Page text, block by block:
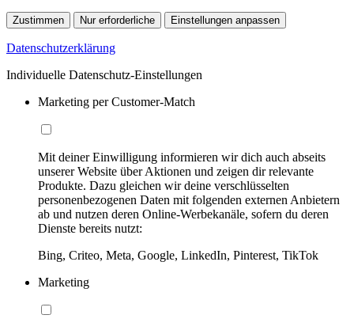
Zustimmen Nur erforderliche Einstellungen anpassen
Datenschutzerklärung
Individuelle Datenschutz-Einstellungen
Marketing per Customer-Match
Mit deiner Einwilligung informieren wir dich auch abseits
unserer Website über Aktionen und zeigen dir relevante
Produkte. Dazu gleichen wir deine verschlüsselten
personenbezogenen Daten mit folgenden externen Anbietern
ab und nutzen deren Online-Werbekanäle, sofern du deren
Dienste bereits nutzt:
Bing, Criteo, Meta, Google, LinkedIn, Pinterest, TikTok
Marketing